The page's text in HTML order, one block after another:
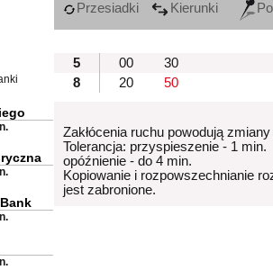
Przesiadki Kierunki
5
00
30
8
20 50
Zakłócenia ruchu powodują
Tolerancja: przyspieszenie - 1 min.
opóźnienie - do 4 min.
Kopiowanie i rozpowszechnianie
jest zabronione.